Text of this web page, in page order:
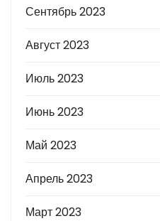
Сентябрь 2023
Август 2023
Июль 2023
Июнь 2023
Май 2023
Апрель 2023
Март 2023